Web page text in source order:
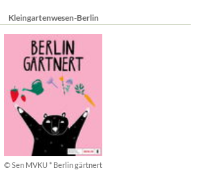
Kleingartenwesen-Berlin
© Sen MVKU * Berlin gärtnert